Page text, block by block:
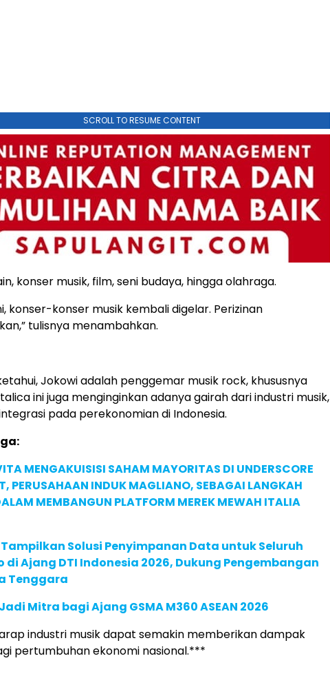
SCROLL TO RESUME CONTENT
konser musik, film, seni budaya, hingga olahraga.
konser-konser musik kembali digelar. Perizinan
tulisnya menambahkan.
Jokowi adalah penggemar musik rock, khususnya
ini juga menginginkan adanya gairah dari industri musik,
pada perekonomian di Indonesia.
MENGAKUISISI SAHAM MAYORITAS DI UNDERSCORE
PERUSAHAAN INDUK MAGLIANO, SEBAGAI LANGKAH
MEMBANGUN PLATFORM MEREK MEWAH ITALIA
Tampilkan Solusi Penyimpanan Data untuk Seluruh
di Ajang DTI Indonesia 2026, Dukung Pengembangan
Tenggara
Mitra bagi Ajang GSMA M360 ASEAN 2026
industri musik dapat semakin memberikan dampak
pertumbuhan ekonomi nasional.***